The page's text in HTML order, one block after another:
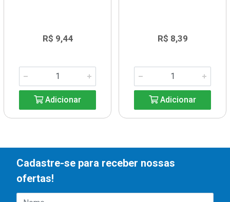
R$ 9,44
Adicionar
R$ 8,39
Adicionar
Cadastre-se para receber nossas
ofertas!